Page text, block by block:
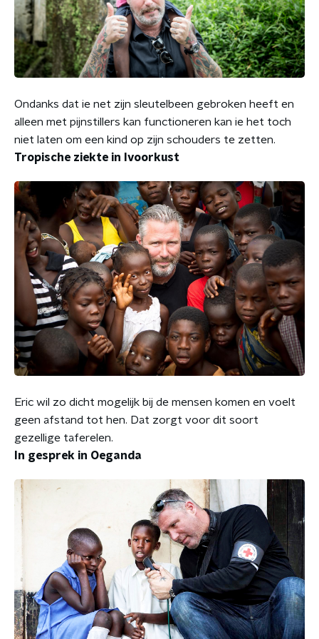
Ondanks dat ie net zijn sleutelbeen gebroken heeft en
alleen met pijnstillers kan functioneren kan ie het toch
niet laten om een kind op zijn schouders te zetten.
Tropische ziekte in Ivoorkust
Eric wil zo dicht mogelijk bij de mensen komen en voelt
geen afstand tot hen. Dat zorgt voor dit soort
gezellige taferelen.
In gesprek in Oeganda